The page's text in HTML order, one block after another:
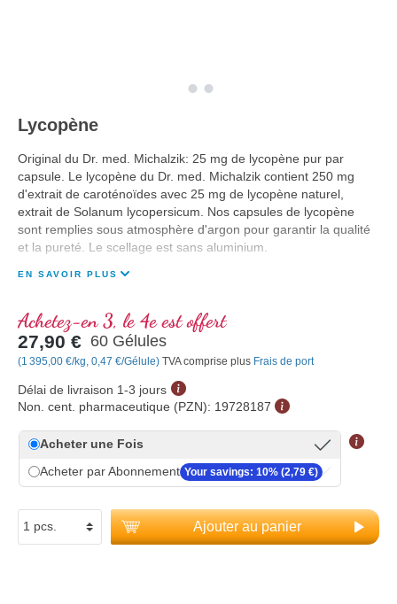
Lycopène
Original du Dr. med. Michalzik: 25 mg de lycopène pur par
capsule. Le lycopène du Dr. med. Michalzik contient 250 mg
d'extrait de caroténoïdes avec 25 mg de lycopène naturel,
extrait de Solanum lycopersicum. Nos capsules de lycopène
sont remplies sous atmosphère d'argon pour garantir la qualité
et la pureté. Le scellage est sans aluminium.
EN SAVOIR PLUS
Achetez-en 3, le 4e est offert
27,90 € 60 Gélules
(1 395,00 €/kg, 0,47 €/Gélule) TVA comprise plus Frais de port
Délai de livraison 1-3 jours
Non. cent. pharmaceutique (PZN): 19728187
Acheter une Fois
Acheter par Abonnement Your savings: 10% (2,79 €)
Ajouter au panier